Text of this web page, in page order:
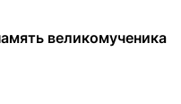
великомученика